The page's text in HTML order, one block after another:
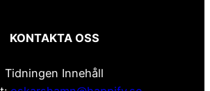
KONTAKTA OSS
Tidningen Innehåll